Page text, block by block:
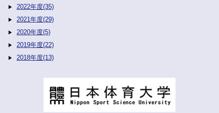
2022年度(35)
2021年度(29)
2020年度(5)
2019年度(22)
2018年度(13)